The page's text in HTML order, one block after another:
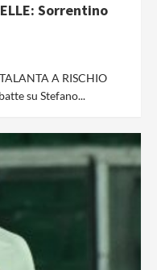
Sorrentino
A RISCHIO
su Stefano...